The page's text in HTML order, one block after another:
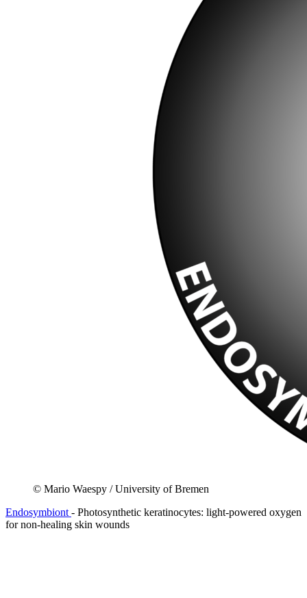
© Mario Waespy / University of Bremen
Endosymbiont - Photosynthetic keratinocytes: light-powered oxygen
for non-healing skin wounds